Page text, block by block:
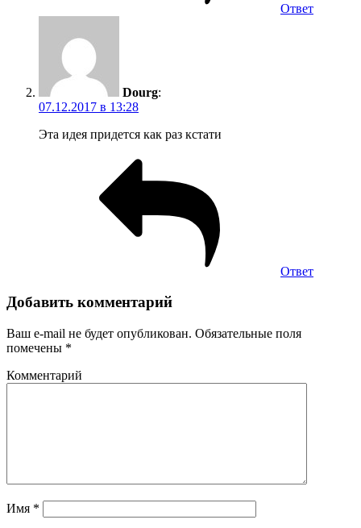
Ответ
Dourg:
07.12.2017 в 13:28
Эта идея придется как раз кстати
Ответ
Добавить комментарий
Ваш e-mail не будет опубликован. Обязательные поля
помечены *
Комментарий
Имя *